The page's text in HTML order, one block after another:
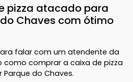
pizza atacado para
Chaves com ótimo
falar com um atendente da
como comprar a caixa de pizza
do Chaves.